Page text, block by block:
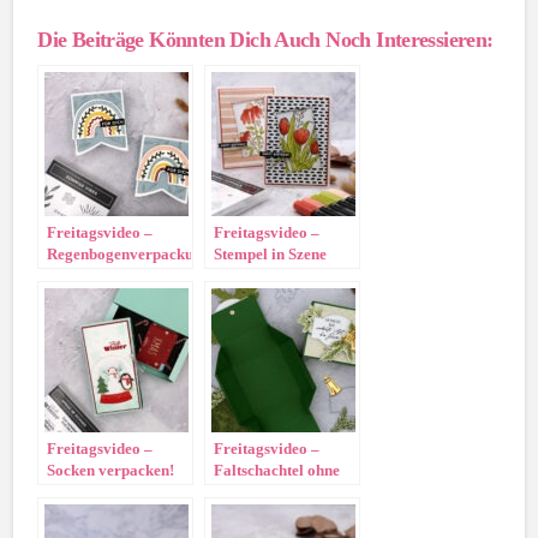
Die Beiträge Könnten Dich Auch Noch Interessieren:
Freitagsvideo –
Regenbogenverpackung
Freitagsvideo –
Stempel in Szene
Freitagsvideo –
Socken verpacken!
Freitagsvideo –
Faltschachtel ohne